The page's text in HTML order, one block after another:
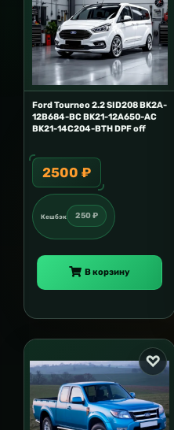
Ford Tourneo 2.2 SID208 BK2A-
12B684-BC BK21-12A650-AC
BK21-14C204-BTH DPF off
2500 ₽
Кешбэк 250 ₽
В корзину